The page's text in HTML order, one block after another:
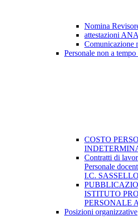
Nomina
attestazioni
Comunicazione
Personale non a
COSTO
Contratti di
Personale
I.C. SASSELLO
ISTITUTO
PERSONALE
Posizioni organizzative